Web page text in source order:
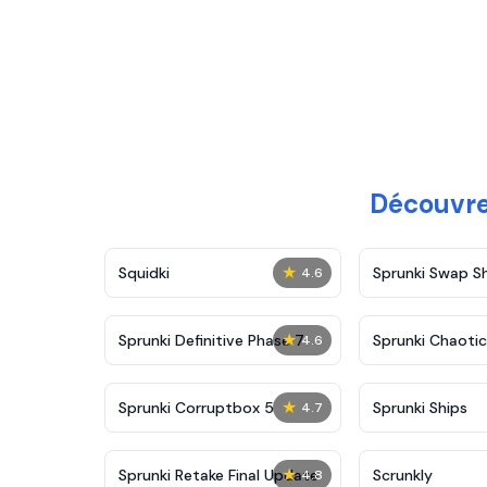
★ 4.6
Squidki Sprunki Swap
★ 4.6
Sprunki Definitive Phase 7 Sprunki
★ 4.7
Sprunki Corruptbox 5 Sprunki Ships
★ 4.8
Sprunki Retake Final Update Scrunkly